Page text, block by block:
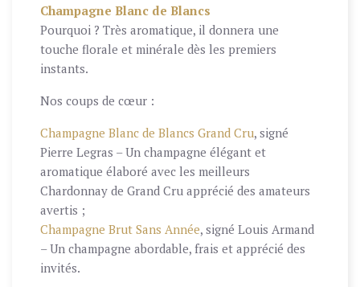
Champagne Blanc de Blancs
Pourquoi ? Très aromatique, il donnera une
touche florale et minérale dès les premiers
instants.
Nos coups de cœur :
Champagne Blanc de Blancs Grand Cru, signé
Pierre Legras – Un champagne élégant et
aromatique élaboré avec les meilleurs
Chardonnay de Grand Cru apprécié des amateurs
avertis ;
Champagne Brut Sans Année, signé Louis Armand
– Un champagne abordable, frais et apprécié des
invités.